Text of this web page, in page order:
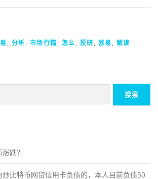
, 分析, 市场行情, 怎么, 投研, 欧易, 解读
跌？
比特币网贷信用卡负债的，本人目前负债50